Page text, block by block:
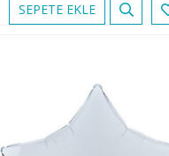
SEPETE EKLE